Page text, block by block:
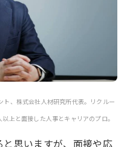
ト、株式会社人材研究所代表。リクルー
上と面接した人事とキャリアのプロ。
と思いますが、面接や応